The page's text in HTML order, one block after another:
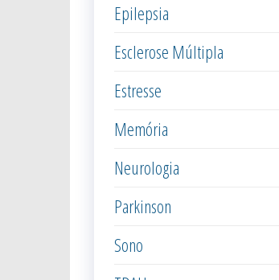
Epilepsia
Esclerose Múltipla
Estresse
Memória
Neurologia
Parkinson
Sono